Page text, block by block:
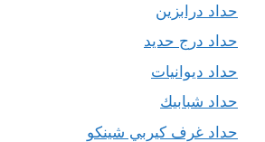
حداد درابزين
حداد درج حديد
حداد ديوانيات
حداد شبابيك
حداد غرف كيربي شينكو